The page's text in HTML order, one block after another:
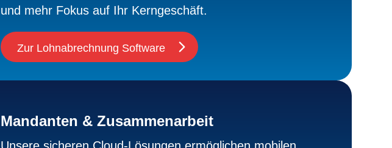
und mehr Fokus auf Ihr Kerngeschäft.
Zur Lohnabrechnung Software
Mandanten & Zusammenarbeit